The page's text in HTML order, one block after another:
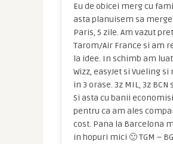
Eu de obicei merg cu
asta planuisem sa
Paris, 5 zile. Am vazut
Tarom/Air France si am
la idee. In schimb am
Wizz, easyJet si Vueling
in 3 orase. 3z MIL, 3z BCN
Si asta cu banii
pentru ca am ales
cost. Pana la Barcelona
in hopuri mici 🙂 TGM –